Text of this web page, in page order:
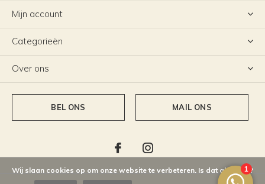
Mijn account
Categorieën
Over ons
BEL ONS MAIL ONS
Wij slaan cookies op om onze website te verbeteren. Is dat akkoord?